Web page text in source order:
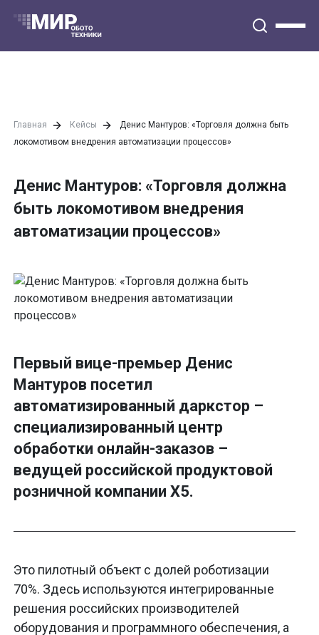
Главная Кейсы
Денис Мантуров: «Торговля должна быть
локомотивом внедрения автоматизации процессов»
Денис Мантуров: «Торговля должна
быть локомотивом внедрения
автоматизации процессов»
Первый вице-премьер Денис
Мантуров посетил
автоматизированный даркстор –
специализированный центр
обработки онлайн-заказов –
ведущей российской продуктовой
розничной компании X5.
Это пилотный объект с долей роботизации
70%. Здесь используются интегрированные
решения российских производителей
оборудования и программного обеспечения, а